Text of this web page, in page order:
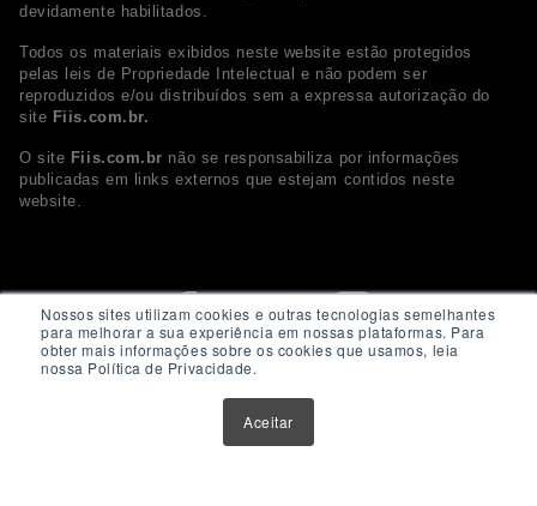
Nossos sites utilizam cookies e outras tecnologias semelhantes
para melhorar a sua experiência em nossas plataformas. Para
obter mais informações sobre os cookies que usamos, leia
nossa Política de Privacidade.
Aceitar
devidamente habilitados.
Todos os materiais exibidos neste website estão protegidos
pelas leis de Propriedade Intelectual e não podem ser
reproduzidos e/ou distribuídos sem a expressa autorização do
site Fiis.com.br.
O site Fiis.com.br não se responsabiliza por informações
publicadas em links externos que estejam contidos neste
website.